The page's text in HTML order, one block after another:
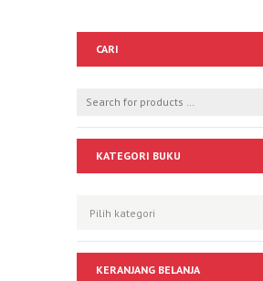
CARI
KATEGORI BUKU
KERANJANG BELANJA